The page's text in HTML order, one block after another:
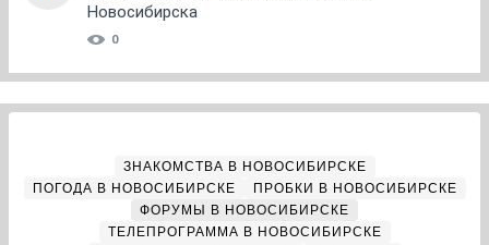
Новосибирска
0
ЗНАКОМСТВА В НОВОСИБИРСКЕ
ПОГОДА В НОВОСИБИРСКЕ
ПРОБКИ В НОВОСИБИРСКЕ
ФОРУМЫ В НОВОСИБИРСКЕ
ТЕЛЕПРОГРАММА В НОВОСИБИРСКЕ